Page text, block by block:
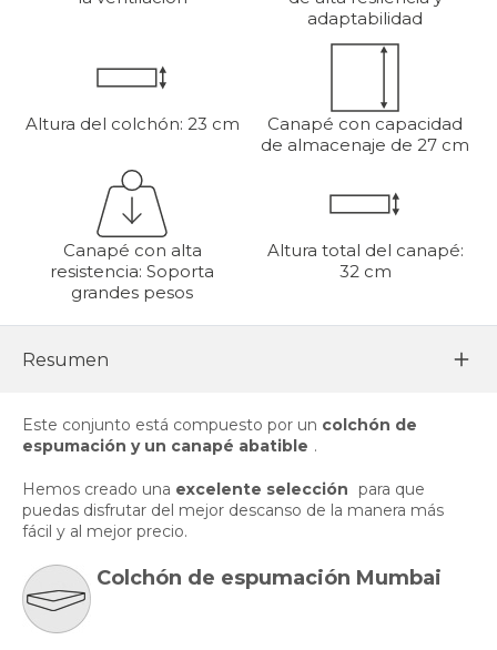
adaptabilidad
Altura del colchón: 23 cm
Canapé con capacidad
de almacenaje de 27 cm
Canapé con alta
resistencia: Soporta
grandes pesos
Altura total del canapé:
32 cm
Resumen
Este conjunto está compuesto por un colchón de
espumación y un canapé abatible .
Hemos creado una excelente selección para que
puedas disfrutar del mejor descanso de la manera más
fácil y al mejor precio.
Colchón de espumación Mumbai